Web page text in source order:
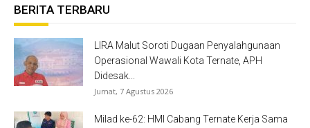
BERITA TERBARU
LIRA Malut Soroti Dugaan Penyalahgunaan
Operasional Wawali Kota Ternate, APH
Didesak...
Jumat, 7 Agustus 2026
Milad ke-62: HMI Cabang Ternate Kerja Sama